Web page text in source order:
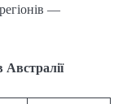
—
Австралії